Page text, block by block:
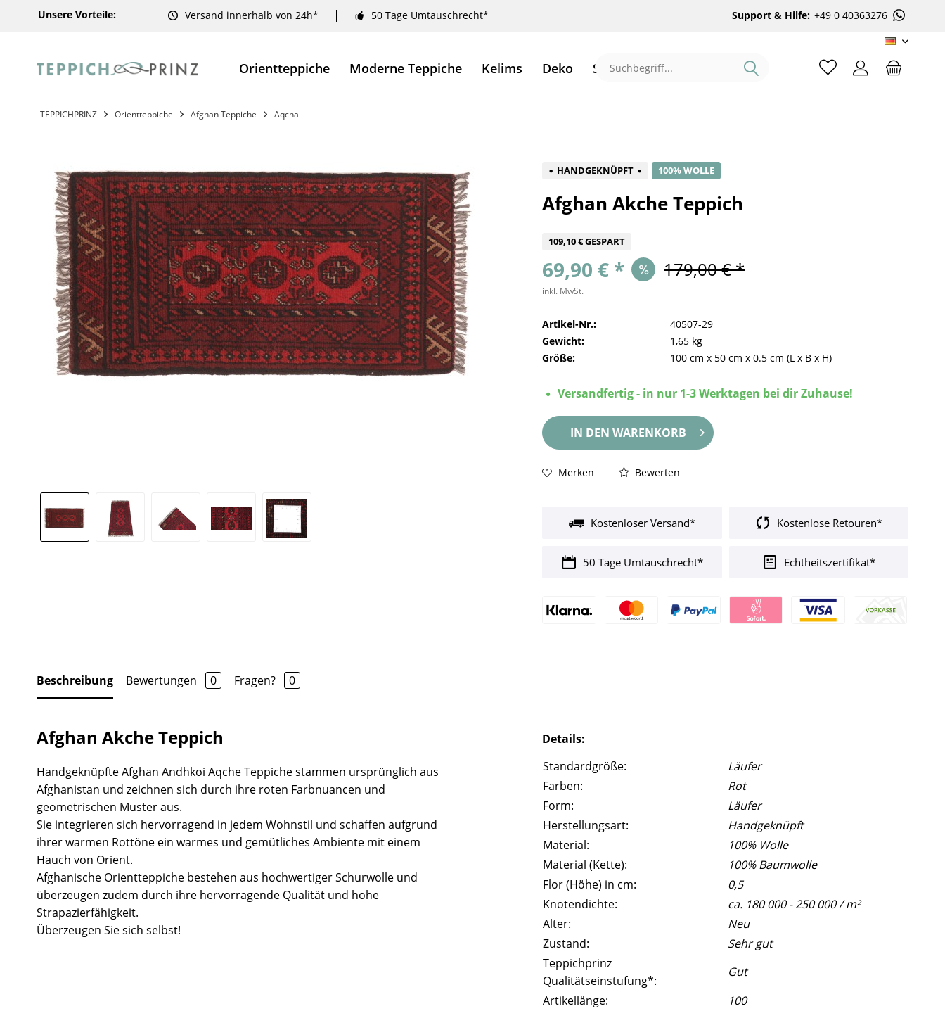
Unsere Vorteile: Versand innerhalb von 24h* 50 Tage Umtauschrecht* Support & Hilfe: +49 0 40363276
DE
Orientteppiche Moderne Teppiche Kelims Deko Sale %
TEPPICHPRINZ Orientteppiche Afghan Teppiche Aqcha
HANDGEKNÜPFT 100% WOLLE
Afghan Akche Teppich
109,10 € GESPART
69,90 € * 179,00 € *
inkl. MwSt.
Artikel-Nr.:
40507-29
Gewicht:
1,65 kg
Größe:
100 cm x 50 cm x0.5 cm (L x B x H)
Versandfertig - in nur 1-3 Werktagen bei dir Zuhause!
IN DEN WARENKORB
Merken Bewerten
Kostenloser Versand* Kostenlose Retouren*
50 Tage Umtauschrecht* Echtheitszertifikat*
Beschreibung Bewertungen 0 Fragen? 0
Afghan Akche Teppich
Handgeknüpfte Afghan Andhkoi Aqche Teppiche stammen ursprünglich aus
Afghanistan und zeichnen sich durch ihre roten Farbnuancen und
geometrischen Muster aus.
Sie integrieren sich hervorragend in jedem Wohnstil und schaffen aufgrund
ihrer warmen Rottöne ein warmes und gemütliches Ambiente mit einem
Hauch von Orient.
Afghanische Orientteppiche bestehen aus hochwertiger Schurwolle und
überzeugen zudem durch ihre hervorragende Qualität und hohe
Strapazierfähigkeit.
Überzeugen Sie sich selbst!
Details:
Standardgröße:
Läufer
Farben:
Rot
Form:
Läufer
Herstellungsart:
Handgeknüpft
Material:
100% Wolle
Material (Kette):
100% Baumwolle
Flor (Höhe) in cm:
0,5
Knotendichte:
ca. 180 000 - 250 000 / m²
Alter:
Neu
Zustand:
Sehr gut
Teppichprinz
Qualitätseinstufung*:
Gut
Artikellänge:
100